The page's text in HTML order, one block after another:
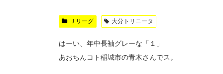
Ｊリーグ 大分トリニータ
はーい、年中長袖グレーな「１」
あおちんコト稲城市の青木さんでス。